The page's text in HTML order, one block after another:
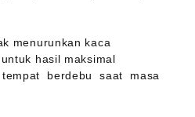
menurunkan kaca
untuk hasil maksimal
berdebu saat masa